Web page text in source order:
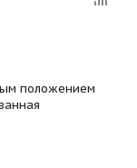
положением